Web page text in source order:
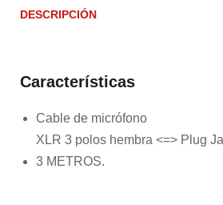
DESCRIPCIÓN
Características
Cable de micrófono
XLR 3 polos hembra <=> Plug
3 METROS.